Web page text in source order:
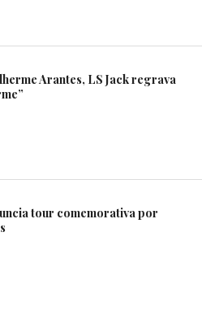
Arantes, LS Jack regrava
tour comemorativa por